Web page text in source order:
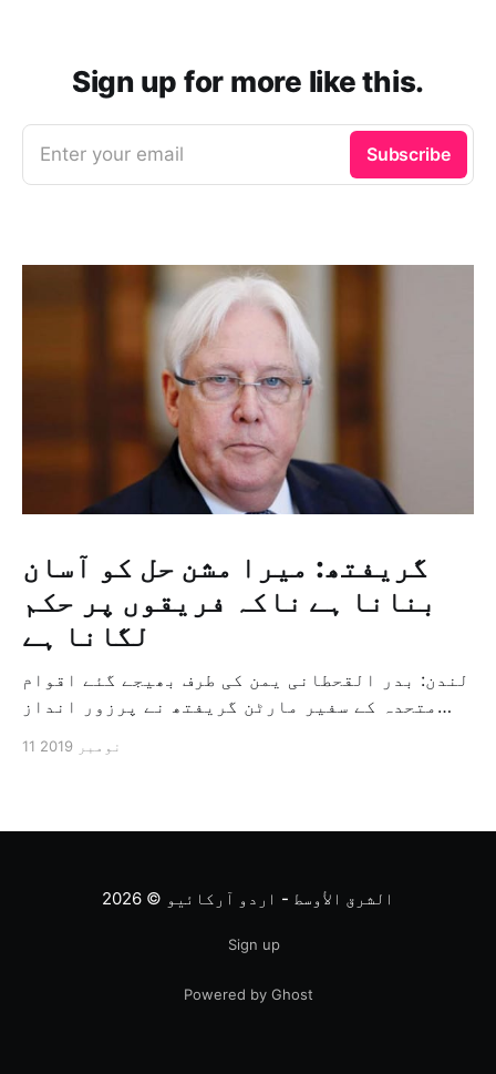
Sign up for more like this.
Enter your email Subscribe
گریفتھ: میرا مشن حل کو آسان
بنانا ہے ناکہ فریقوں پر حکم
لگانا ہے
لندن: بدر القحطانی یمن کی طرف بھیجے گئے اقوام
متحدہ کے سفیر مارٹن گریفتھ نے پرزور انداز
ثالثی اور اس کشمکش کی حدبندی کرنے کے لئے ایک
11 نومبر 2019
الشرق الأوسط - اردو آرکائیو © 2026
Sign up
Powered by Ghost